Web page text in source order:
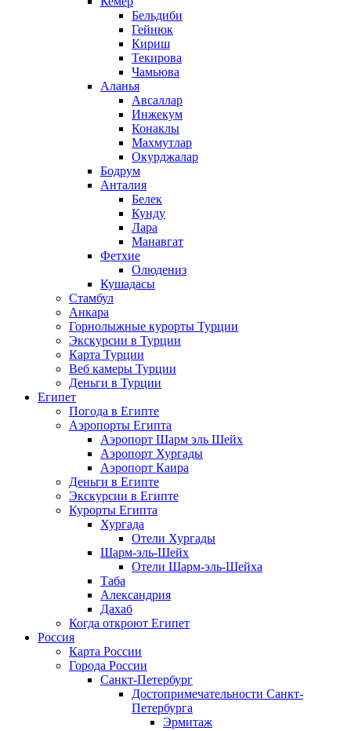
Бельдиби
Гейнюк
Кириш
Текирова
Чамьюва
Аланья
Авсаллар
Инжекум
Конаклы
Махмутлар
Окурджалар
Бодрум
Анталия
Белек
Кунду
Лара
Манавгат
Фетхие
Олюдениз
Кушадасы
Стамбул
Анкара
Горнолыжные курорты Турции
Экскурсии в Турции
Карта Турции
Веб камеры Турции
Деньги в Турции
Египет
Погода в Египте
Аэропорты Египта
Аэропорт Шарм эль Шейх
Аэропорт Хургады
Аэропорт Каира
Деньги в Египте
Экскурсии в Египте
Курорты Египта
Хургада
Отели Хургады
Шарм-эль-Шейх
Отели Шарм-эль-Шейха
Таба
Александрия
Дахаб
Когда откроют Египет
Россия
Карта России
Города России
Санкт-Петербург
Достопримечательности Санкт-
Петербурга
Эрмитаж